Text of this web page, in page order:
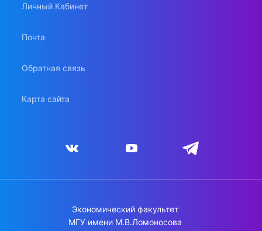
Личный Кабинет
Почта
Обратная связь
Карта сайта
Экономический факультет
МГУ имени М.В.Ломоносова